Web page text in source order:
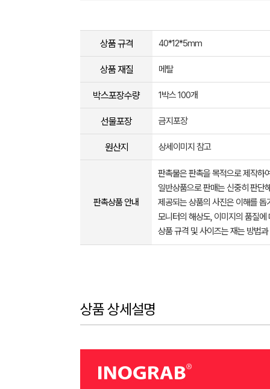
상품 규격 40*12*5mm
상품 재질 메탈
박스포장수량 1박스 100개
선물포장 금지포장
원산지 상세이미지 참고
판촉상품 안내
판촉물은 판촉을 목적으로 제작하
일반상품으로 판매는 신중히 판단
제공되는 상품의 사진은 이해를
모니터의 해상도, 이미지의 품질
상품 규격 및 사이즈는 재는 방법
상품 상세설명